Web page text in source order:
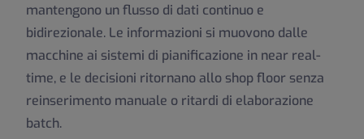
mantengono un flusso di dati continuo e
bidirezionale. Le informazioni si muovono dalle
macchine ai sistemi di pianificazione in near real-
time, e le decisioni ritornano allo shop floor senza
reinserimento manuale o ritardi di elaborazione
batch.